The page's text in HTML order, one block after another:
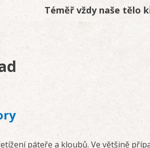
Téměř vždy naše tělo
páteře a kloubů. Ve většině